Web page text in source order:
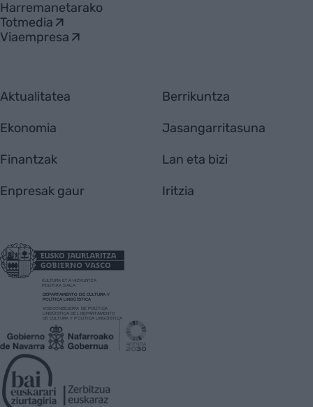
Harremanetarako
Totmedia
Viaempresa
Aktualitatea
Ekonomia
Finantzak
Enpresak gaur
Berrikuntza
Jasangarritasuna
Lan eta bizi
Iritzia